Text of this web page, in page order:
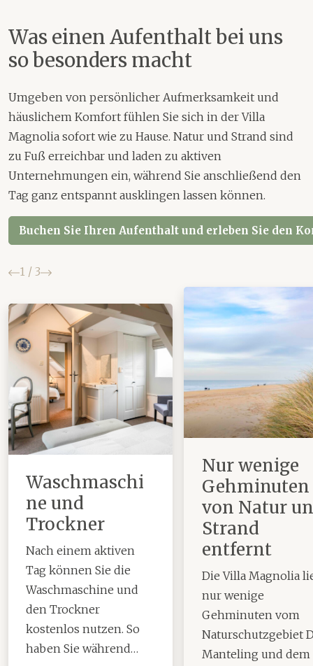
Was einen Aufenthalt bei uns
so besonders macht
Umgeben von persönlicher Aufmerksamkeit und
häuslichem Komfort fühlen Sie sich in der Villa
Magnolia sofort wie zu Hause. Natur und Strand sind
zu Fuß erreichbar und laden zu aktiven
Unternehmungen ein, während Sie anschließend den
Tag ganz entspannt ausklingen lassen können.
Buchen Sie Ihren Aufenthalt und erleben Sie den
Zurück
1 / 3 Weiter
Waschmaschi
ne und
Trockner
Nach einem aktiven
Tag können Sie die
Waschmaschine und
den Trockner
kostenlos nutzen. So
haben Sie während
Nur wenige
Gehminuten
von Natur
Strand
entfernt
Die Villa Magnolia
nur wenige
Gehminuten vom
Naturschutzgebiet
Manteling und dem